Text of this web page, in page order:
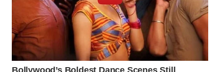
WN
BALI
WN
KALBAR